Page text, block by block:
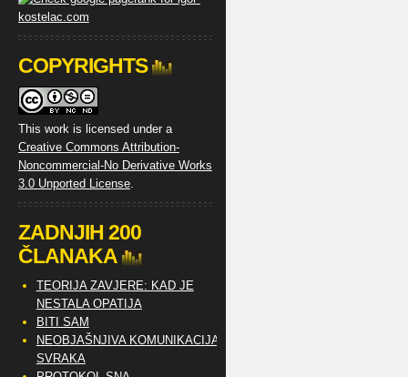
COPYRIGHTS
This work is licensed under a
Creative Commons Attribution-
Noncommercial-No Derivative Works
3.0 Unported License.
ZADNJIH 200
ČLANAKA
TEORIJA ZAVJERE: KAD JE
NESTALA OPATIJA
BITI SAM
NEOBJAŠNJIVA KOMUNIKACIJA
SVRAKA